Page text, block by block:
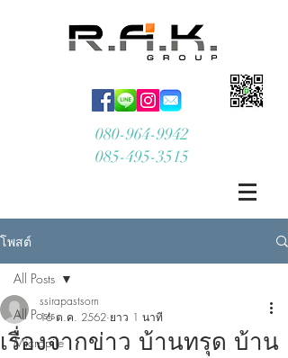
080-964-9942
085-495-3515
โพสต์
All Posts
Micropile
All Posts
เรื่องจากข่าว บ้านทรุด บ้าน
ssirapastsorn
16 ต.ค. 2562 ยาว 1 นาที